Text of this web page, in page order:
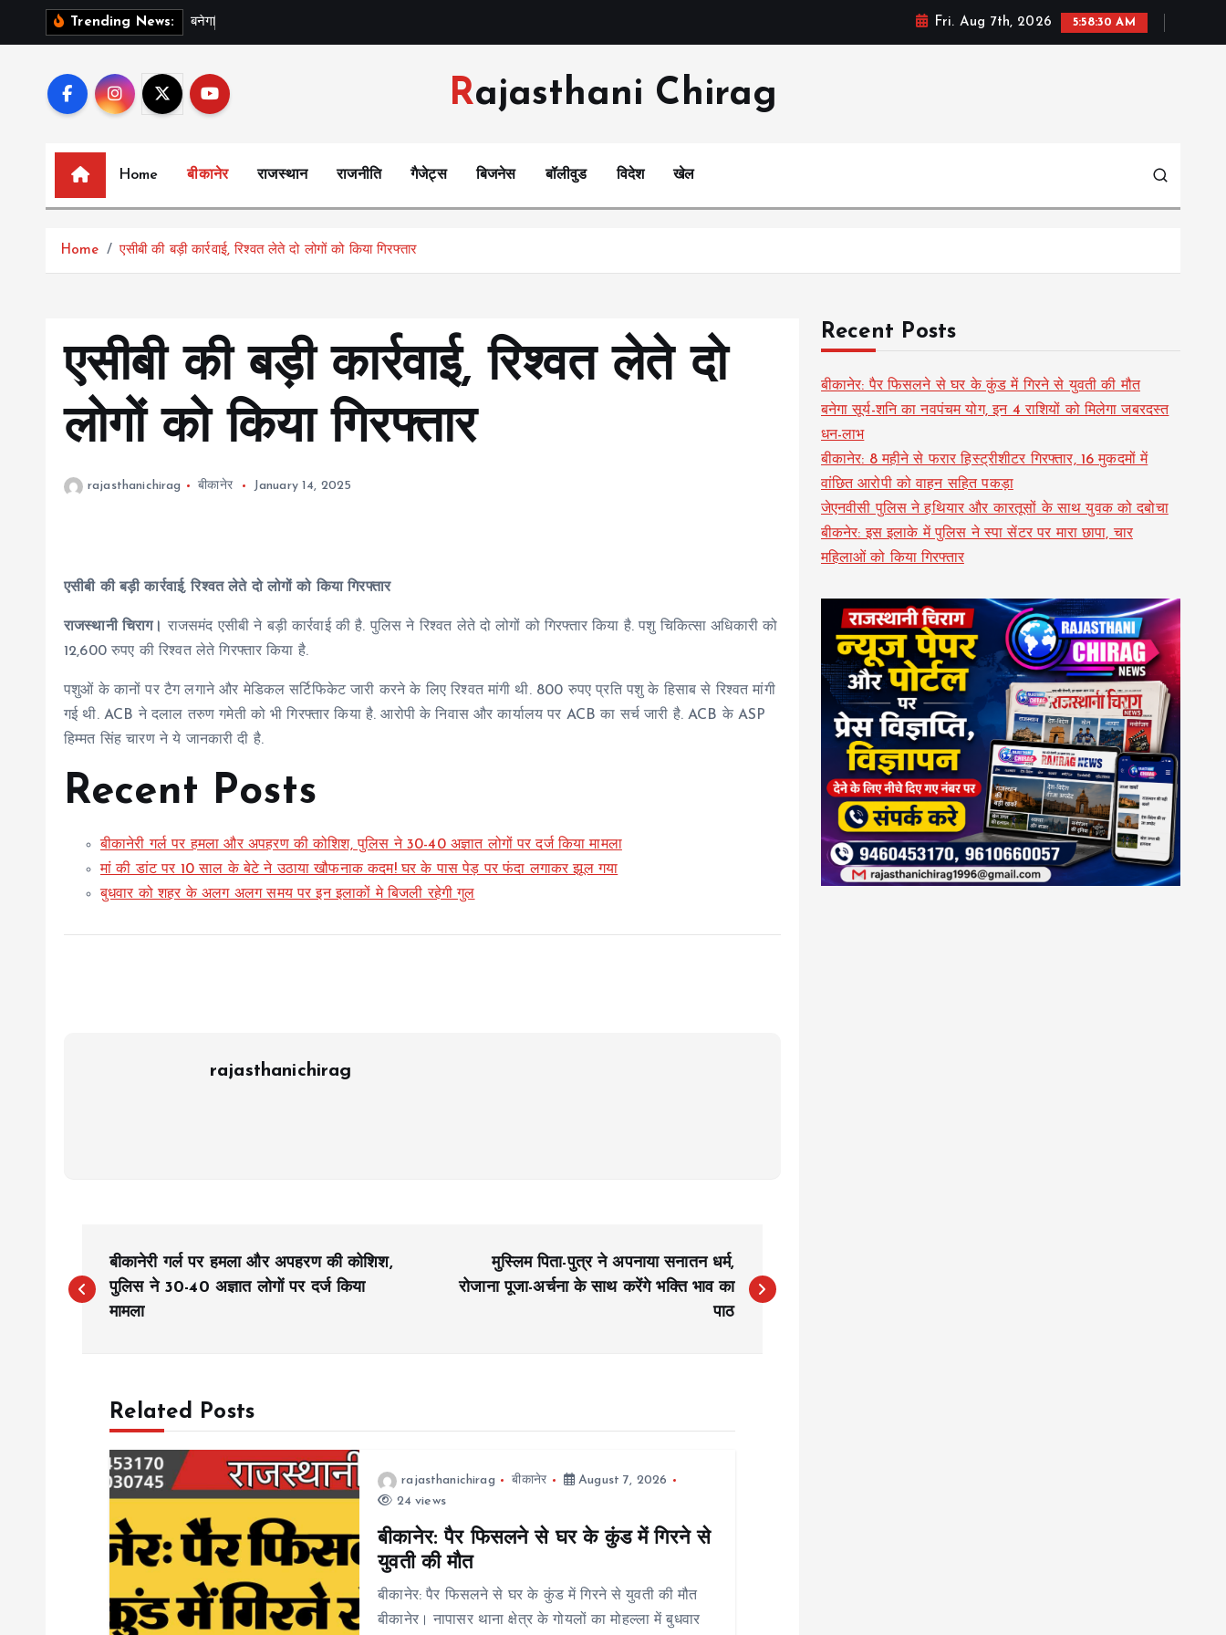
Trending News: बनग Fri. Aug 7th, 2026 5:58:31 AM
Rajasthani Chirag
Home बीकानेर राजस्थान राजनीति गैजेट्स बिजनेस बॉलीवुड विदेश खेल
Home एसीबी की बड़ी कार्रवाई, रिश्वत लेते दो लोगों को किया गिरफ्तार
एसीबी की बड़ी कार्रवाई, रिश्वत लेते दो
लोगों को किया गिरफ्तार
rajasthanichirag बीकानेर January 14, 2025
एसीबी की बड़ी कार्रवाई, रिश्वत लेते दो लोगों को किया गिरफ्तार
राजस्थानी चिराग। राजसमंद एसीबी ने बड़ी कार्रवाई की है. पुलिस ने रिश्वत लेते दो लोगों को गिरफ्तार किया है. पशु चिकित्सा अधिकारी को
12,600 रुपए की रिश्वत लेते गिरफ्तार किया है.
पशुओं के कानों पर टैग लगाने और मेडिकल सर्टिफिकेट जारी करने के लिए रिश्वत मांगी थी. 800 रुपए प्रति पशु के हिसाब से रिश्वत मांगी
गई थी. ACB ने दलाल तरुण गमेती को भी गिरफ्तार किया है. आरोपी के निवास और कार्यालय पर ACB का सर्च जारी है. ACB के ASP
हिम्मत सिंह चारण ने ये जानकारी दी है.
Recent Posts
बीकानेरी गर्ल पर हमला और अपहरण की कोशिश, पुलिस ने 30-40 अज्ञात लोगों पर दर्ज किया मामला
मां की डांट पर 10 साल के बेटे ने उठाया खौफनाक कदम! घर के पास पेड़ पर फंदा लगाकर झूल गया
बुधवार को शहर के अलग अलग समय पर इन इलाकों मे बिजली रहेगी गुल
rajasthanichirag
o
बीकानेरी गर्ल पर हमला और अपहरण की कोशिश,
पुलिस ने 30-40 अज्ञात लोगों पर दर्ज किया
मामला
मुस्लिम पिता-पुत्र ने अपनाया सनातन धर्म,
रोजाना पूजा-अर्चना के साथ करेंगे भक्ति भाव का
पाठ
Related Posts
rajasthanichirag बीकानेर
August 7, 2026
24 views
बीकानेर: पैर फिसलने से घर के कुंड में गिरने से
युवती की मौत
बीकानेर: पैर फिसलने से घर के कुंड में गिरने से युवती की मौत
बीकानेर। नापासर थाना क्षेत्र के गोयलों का मोहल्ला में बुधवार
Recent Posts
बीकानेर: पैर फिसलने से घर के कुंड में गिरने से युवती की मौत
बनेगा सूर्य-शनि का नवपंचम योग, इन 4 राशियों को मिलेगा जबरदस्त
धन-लाभ
बीकानेर: 8 महीने से फरार हिस्ट्रीशीटर गिरफ्तार, 16 मुकदमों में
वांछित आरोपी को वाहन सहित पकड़ा
जेएनवीसी पुलिस ने हथियार और कारतूसों के साथ युवक को दबोचा
बीकनेर: इस इलाके में पुलिस ने स्पा सेंटर पर मारा छापा, चार
महिलाओं को किया गिरफ्तार